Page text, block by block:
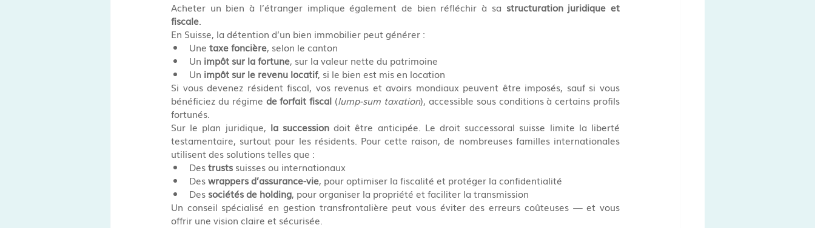
Acheter un bien à l’étranger implique également de bien réfléchir à sa structuration juridique et
fiscale
En Suisse, la détention d’un bien immobilier peut générer :
Une taxe foncière, selon le canton
Un impôt sur la fortune, sur la valeur nette du patrimoine
Un impôt sur le revenu locatif, si le bien est mis en location
Si vous devenez résident fiscal, vos revenus et avoirs mondiaux peuvent être imposés, sauf si vous
bénéficiez du régime de forfait fiscal (lump-sum taxation), accessible sous conditions à certains profils
fortunés.
Sur le plan juridique, la succession doit être anticipée. Le droit successoral suisse limite la liberté
testamentaire, surtout pour les résidents. Pour cette raison, de nombreuses familles internationales
utilisent des solutions telles que :
Des trusts suisses ou internationaux
Des wrappers d’assurance-vie, pour optimiser la fiscalité et protéger la confidentialité
Des sociétés de holding, pour organiser la propriété et faciliter la transmission
Un conseil spécialisé en gestion transfrontalière peut vous éviter des erreurs coûteuses — et vous
offrir une vision claire et sécurisée.